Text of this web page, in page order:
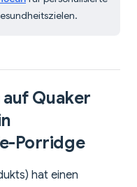
Quaker
Porridge
hat einen